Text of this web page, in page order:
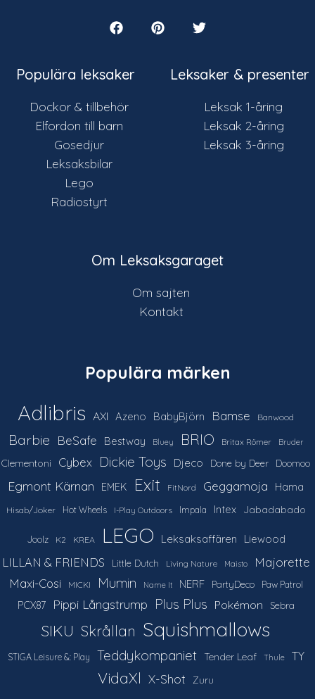
Populära leksaker
Dockor & tillbehör
Elfordon till barn
Gosedjur
Leksaksbilar
Lego
Radiostyrt
Leksaker & presenter
Leksak 1-åring
Leksak 2-åring
Leksak 3-åring
Om Leksaksgaraget
Om sajten
Kontakt
Populära märken
Adlibris AXI Azeno BabyBjörn Bamse Banwood
Barbie BeSafe Bestway Bluey BRIO Britax Römer Bruder
Clementoni Cybex Dickie Toys Djeco Done by Deer Doomoo
Egmont Kärnan EMEK Exit FitNord Geggamoja Hama
Hisab/Joker Hot Wheels I-Play Outdoors Impala Intex Jabadabado
Joolz K2 KREA LEGO Leksaksaffären Liewood
LILLAN & FRIENDS Little Dutch Living Nature Maisto
Majorette
Maxi-Cosi
MICKI Mumin Name It NERF PartyDeco Paw Patrol
PCX87 Pippi Långstrump Plus Plus Pokémon Sebra
SIKU Skrållan Squishmallows
STIGA Leisure &: Play Teddykompaniet Tender Leaf Thule TY
VidaXl X-Shot Zuru